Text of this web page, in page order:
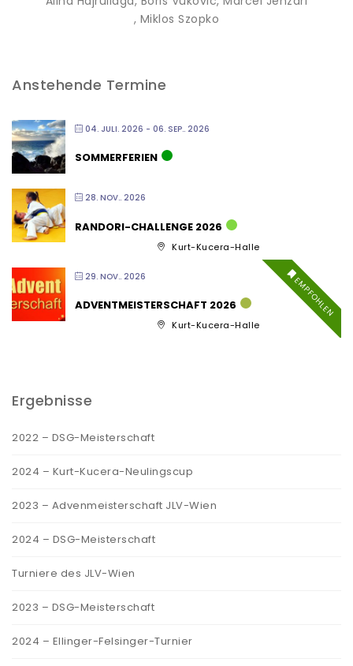
, Miklos Szopko
Anstehende Termine
04. JULI. 2026 - 06. SEP.. 2026
SOMMERFERIEN
28. NOV.. 2026
RANDORI-CHALLENGE 2026
Kurt-Kucera-Halle
29. NOV.. 2026 EMPFOHLEN
ADVENTMEISTERSCHAFT 2026
Kurt-Kucera-Halle
Ergebnisse
2022 – DSG-Meisterschaft
2024 – Kurt-Kucera-Neulingscup
2023 – Advenmeisterschaft JLV-Wien
2024 – DSG-Meisterschaft
Turniere des JLV-Wien
2023 – DSG-Meisterschaft
2024 – Ellinger-Felsinger-Turnier